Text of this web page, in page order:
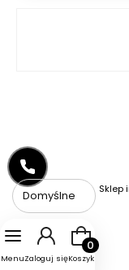
Domyślne Sklep
MenuZaloguj się
Produkty
Koszyk